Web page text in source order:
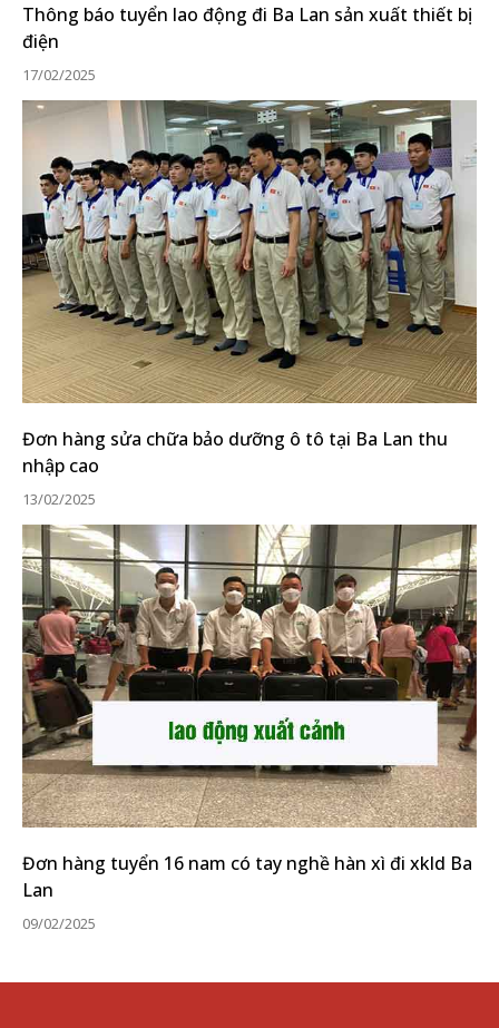
Thông báo tuyển lao động đi Ba Lan sản xuất thiết bị
điện
17/02/2025
Đơn hàng sửa chữa bảo dưỡng ô tô tại Ba Lan thu
nhập cao
13/02/2025
Đơn hàng tuyển 16 nam có tay nghề hàn xì đi xkld Ba
Lan
09/02/2025